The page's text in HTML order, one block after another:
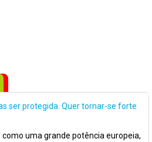
ser protegida. Quer tornar-se forte
uma grande potência europeia,